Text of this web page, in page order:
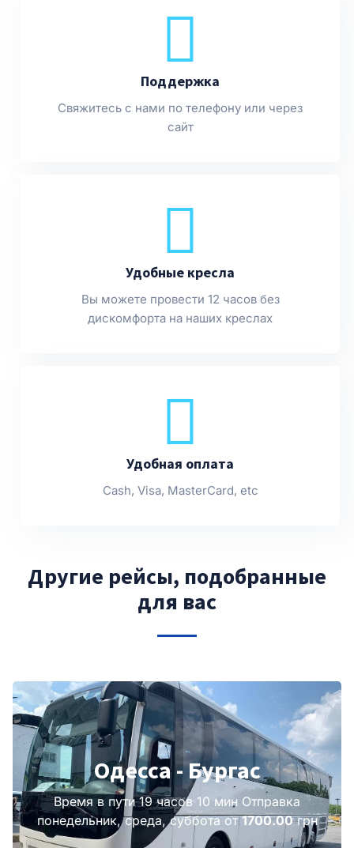
Поддержка
Свяжитесь с нами по телефону или через
сайт
Удобные кресла
Вы можете провести 12 часов без
дискомфорта на наших креслах
Удобная оплата
Cash, Visa, MasterCard, etc
Другие рейсы, подобранные
для вас
Одесса - Бургас
Время в пути 19 часов 10 мин Отправка
понедельник, среда, суббота от1700.00грн